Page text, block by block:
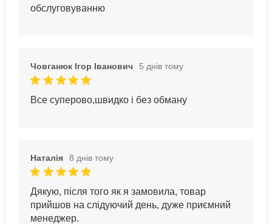
обслуговуванню
Човганюк Ігор Іванович 5 днів тому
Все суперово,швидко і без обману
Наталія 8 днів тому
Дякую, після того як я замовила, товар
прийшов на слідуючий день, дуже приємний
менеджер.